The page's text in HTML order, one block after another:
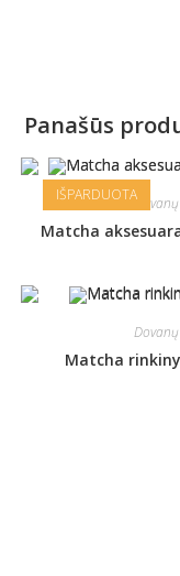
Panašūs
IŠPARDUOTA
Matcha
Matcha